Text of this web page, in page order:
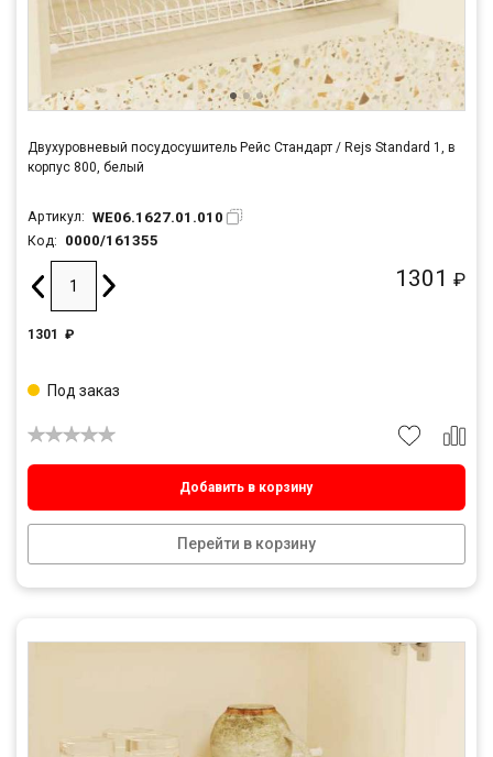
Двухуровневый посудосушитель Рейс Стандарт / Rejs Standard 1, в
корпус 800, белый
Артикул: WE06.1627.01.010
Код: 0000/161355
1301 ₽
1301 ₽
Добавить в корзину
Перейти в корзину
Под заказ